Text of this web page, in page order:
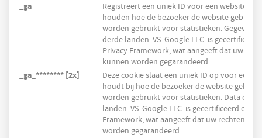
_ga
Registreert een uniek ID voor een
houden hoe de bezoeker de website gebruikt.
worden gebruikt voor statistieken.
derde landen: VS. Google LLC. is
Privacy Framework, wat aangeeft dat uw
kunnen worden gegarandeerd.
_ga_******** [2x]
Deze cookie slaat een uniek ID op voor een
houdt bij hoe de bezoeker de website
worden gebruikt voor statistieken. Data
landen: VS. Google LLC. is gecertificeerd
Framework, wat aangeeft dat uw rechten als
worden gegarandeerd.